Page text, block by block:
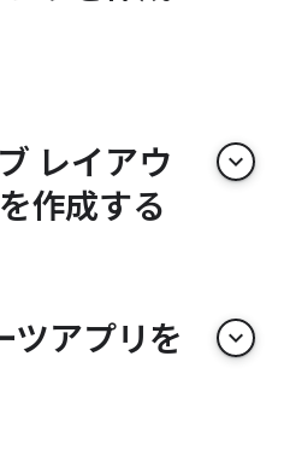
レイアウ
作成する
keyboard_arrow_down
ツアプリを
keyboard_arrow_down